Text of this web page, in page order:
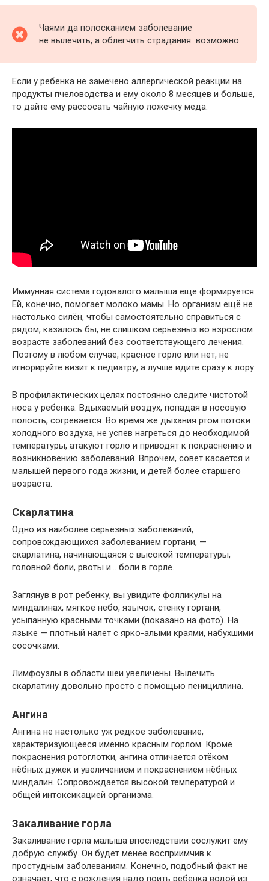
Чаями да полосканием заболевание
не вылечить, а облегчить страдания возможно.
Если у ребенка не замечено аллергической реакции на
продукты пчеловодства и ему около 8 месяцев и больше,
то дайте ему рассосать чайную ложечку меда.
Иммунная система годовалого малыша еще формируется.
Ей, конечно, помогает молоко мамы. Но организм ещё не
настолько силён, чтобы самостоятельно справиться с
рядом, казалось бы, не слишком серьёзных во взрослом
возрасте заболеваний без соответствующего лечения.
Поэтому в любом случае, красное горло или нет, не
игнорируйте визит к педиатру, а лучше идите сразу к лору.
В профилактических целях постоянно следите чистотой
носа у ребенка. Вдыхаемый воздух, попадая в носовую
полость, согревается. Во время же дыхания ртом потоки
холодного воздуха, не успев нагреться до необходимой
температуры, атакуют горло и приводят к покраснению и
возникновению заболеваний. Впрочем, совет касается и
малышей первого года жизни, и детей более старшего
возраста.
Скарлатина
Одно из наиболее серьёзных заболеваний,
сопровождающихся заболеванием гортани, —
скарлатина, начинающаяся с высокой температуры,
головной боли, рвоты и… боли в горле.
Заглянув в рот ребенку, вы увидите фолликулы на
миндалинах, мягкое небо, язычок, стенку гортани,
усыпанную красными точками (показано на фото). На
языке — плотный налет с ярко-алыми краями, набухшими
сосочками.
Лимфоузлы в области шеи увеличены. Вылечить
скарлатину довольно просто с помощью пенициллина.
Ангина
Ангина не настолько уж редкое заболевание,
характеризующееся именно красным горлом. Кроме
покраснения ротоглотки, ангина отличается отёком
нёбных дужек и увеличением и покраснением нёбных
миндалин. Сопровождается высокой температурой и
общей интоксикацией организма.
Закаливание горла
Закаливание горла малыша впоследствии сослужит ему
добрую службу. Он будет менее восприимчив к
простудным заболеваниям. Конечно, подобный факт не
означает, что с рождения надо поить ребенка водой из